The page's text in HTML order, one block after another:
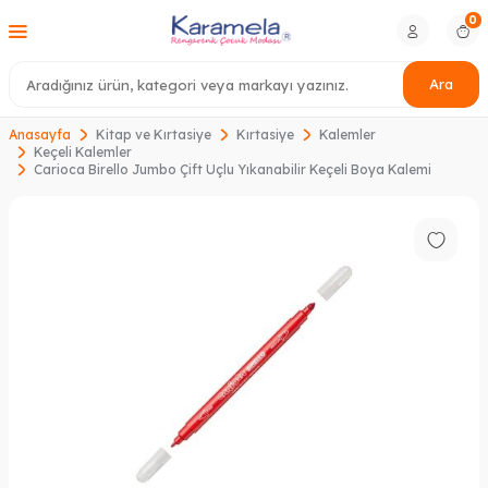
Ara
0
Anasayfa Kitap ve Kırtasiye Kırtasiye
Kalemler
Keçeli Kalemler
Carioca Birello Jumbo Çift Uçlu Yıkanabilir Keçeli Boya Kalemi